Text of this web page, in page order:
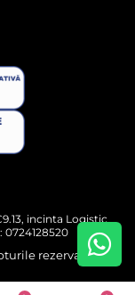
incinta Logistic
0724128520
rezervate.